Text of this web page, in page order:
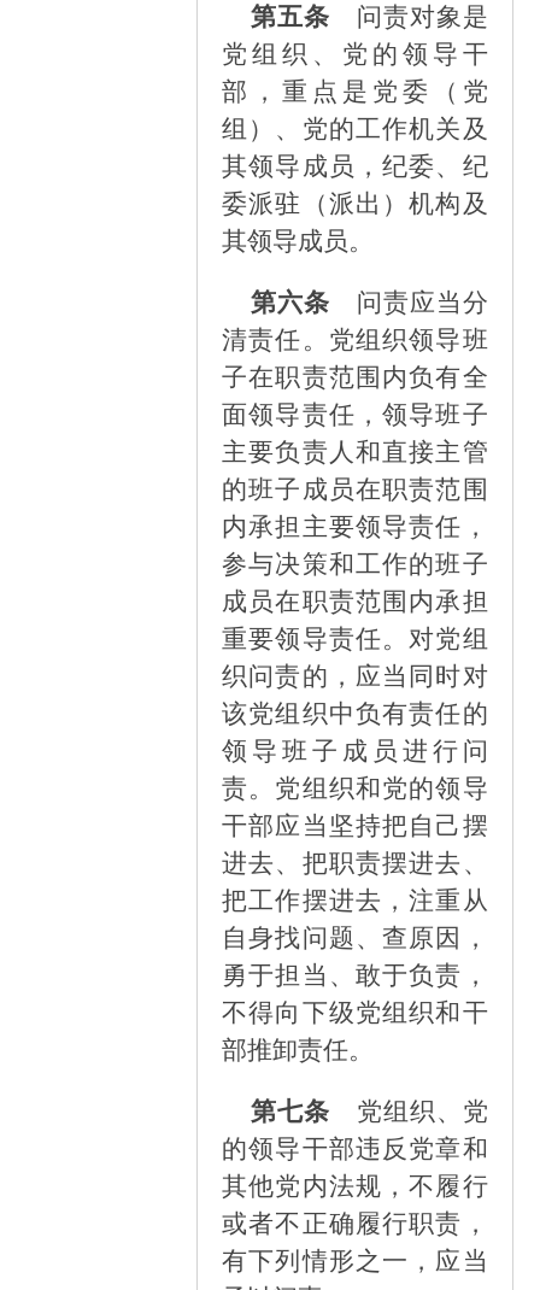
第五条 问责对象是
党组织、党的领导干
部，重点是党委（党
组）、党的工作机关及
其领导成员，纪委、纪
委派驻（派出）机构及
其领导成员。
第六条 问责应当分
清责任。党组织领导班
子在职责范围内负有全
面领导责任，领导班子
主要负责人和直接主管
的班子成员在职责范围
内承担主要领导责任，
参与决策和工作的班子
成员在职责范围内承担
重要领导责任。对党组
织问责的，应当同时对
该党组织中负有责任的
领导班子成员进行问
责。党组织和党的领导
干部应当坚持把自己摆
进去、把职责摆进去、
把工作摆进去，注重从
自身找问题、查原因，
勇于担当、敢于负责，
不得向下级党组织和干
部推卸责任。
第七条 党组织、党
的领导干部违反党章和
其他党内法规，不履行
或者不正确履行职责，
有下列情形之一，应当